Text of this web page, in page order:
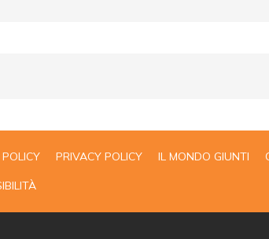
PRIVACY POLICY IL MONDO GIUNTI